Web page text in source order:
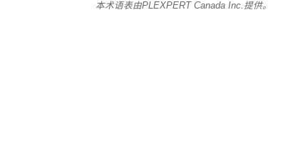
本术语表由PLEXPERT Canada Inc.提供。